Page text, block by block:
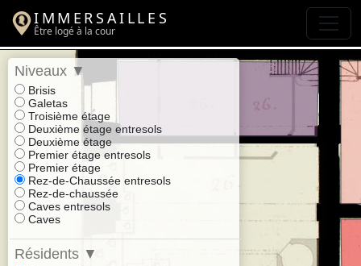
IMMERSAILLES
Être logé à la cour
Niveaux ▼
Brisis
Galetas
Troisième étage
Deuxième étage entresols
Deuxième étage
Premier étage entresols
Premier étage
Rez-de-Chaussée entresols
Rez-de-chaussée
Caves entresols
Caves
Résidents ▼